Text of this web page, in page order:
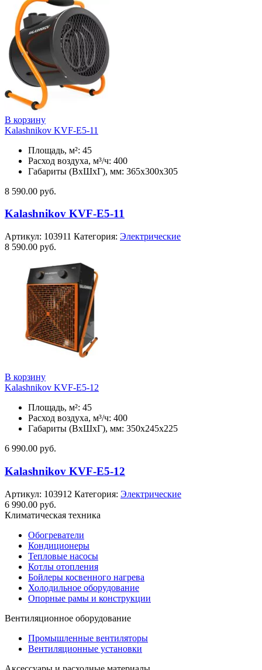
В корзину
Kalashnikov KVF-E5-11
Площадь, м²: 45
Расход воздуха, м³/ч: 400
Габариты (ВхШхГ), мм: 365x300x305
8 590.00 руб.
Kalashnikov KVF-E5-11
Артикул: 103911 Категория: Электрические
8 590.00 руб.
В корзину
Kalashnikov KVF-E5-12
Площадь, м²: 45
Расход воздуха, м³/ч: 400
Габариты (ВхШхГ), мм: 350x245x225
6 990.00 руб.
Kalashnikov KVF-E5-12
Артикул: 103912 Категория: Электрические
6 990.00 руб.
Климатическая техника
Обогреватели
Кондиционеры
Тепловые насосы
Котлы отопления
Бойлеры косвенного нагрева
Холодильное оборудование
Опорные рамы и конструкции
Вентиляционное оборудование
Промышленные вентиляторы
Вентиляционные установки